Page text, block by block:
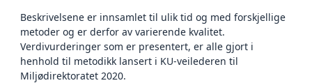
Beskrivelsene er innsamlet til ulik tid og med forskjellige
metoder og er derfor av varierende kvalitet.
Verdivurderinger som er presentert, er alle gjort i
henhold til metodikk lansert i KU-veilederen til
Miljødirektoratet 2020.